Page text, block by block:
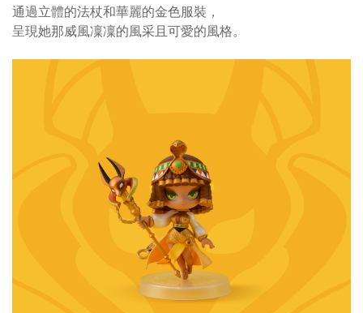
通過立體的法杖和華麗的金色服裝，
呈現她那威風凜凜的風采且可愛的風格。